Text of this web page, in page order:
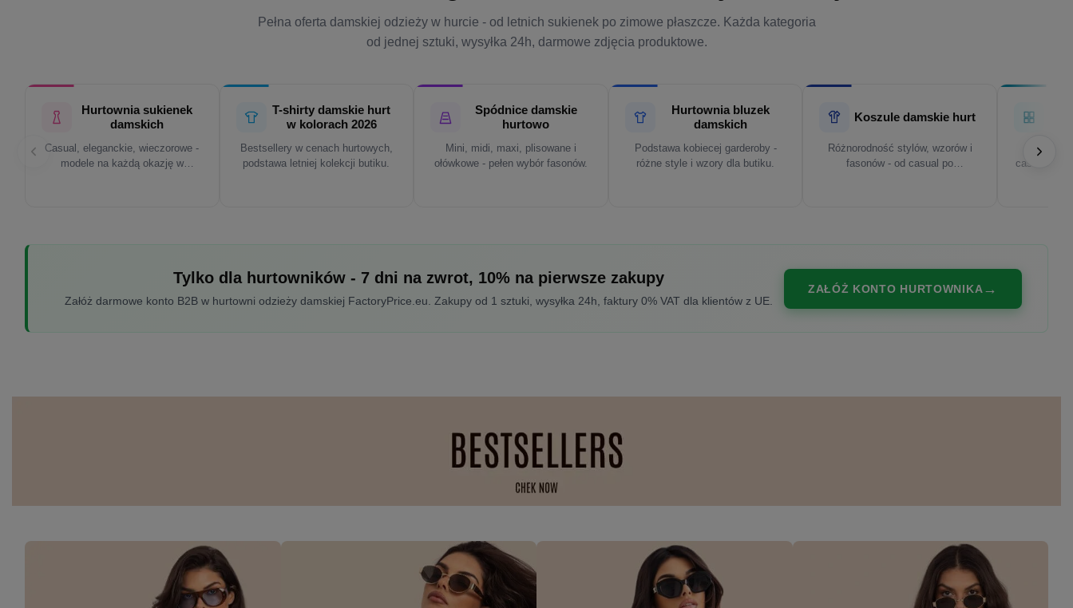
Pełna oferta damskiej odzieży w hurcie - od letnich sukienek po zimowe płaszcze. Każda kategoria
od jednej sztuki, wysyłka 24h, darmowe zdjęcia produktowe.
Hurtownia sukienek
damskich
Casual, eleganckie, wieczorowe -
modele na każdą okazję w
T-shirty damskie hurt
w kolorach 2026
Bestsellery w cenach hurtowych,
podstawa letniej kolekcji butiku.
Spódnice damskie
hurtowo
Mini, midi, maxi, plisowane i
ołówkowe - pełen wybór fasonów.
Hurtownia bluzek
damskich
Podstawa kobiecej garderoby -
różne style i wzory dla butiku.
Koszule damskie hurt
Różnorodność stylów, wzorów i
fasonów - od casual po
casualowe,
Tylko dla hurtowników - 7 dni na zwrot, 10% na pierwsze zakupy
Załóż darmowe konto B2B w hurtowni odzieży damskiej FactoryPrice.eu. Zakupy od 1 sztuki, wysyłka 24h, faktury 0% VAT dla klientów z UE.
ZAŁÓŻ KONTO HURTOWNIKA